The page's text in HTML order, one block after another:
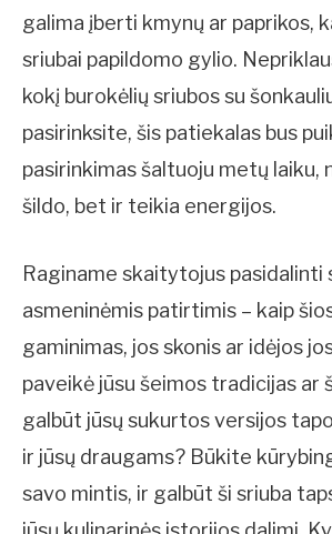
galima įberti kmynų ar paprikos,
sriubai papildomo gylio.
kokį burokėlių sriubos su
pasirinksite, šis patiekalas bus
pasirinkimas šaltuoju metų laiku,
šildo, bet ir teikia energijos.
Raginame skaitytojus pasidalinti
asmeninėmis patirtimis – kaip
gaminimas, jos skonis ar idėjos
paveikė jūsu šeimos tradicijas ar
galbūt jūsų sukurtos versijos
ir jūsų draugams? Būkite
savo mintis, ir galbūt ši sriuba